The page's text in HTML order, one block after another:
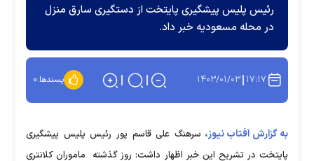
رئیس پلیس پیشگیری پایتخت از دستگیری سارق منزل
در محله مسعودیه خبر داد.
۱۷:۱۷ ۱۴۰۳/۰۱/۰۳ پسندها:۰
به گزارش آفتاب نیوز، سرهنگ علی قاسم پور رئیس پلیس پیشگیری
پایتخت در تشریح این خبر اظهار داشت: روز گذشته ماموران کلانتری